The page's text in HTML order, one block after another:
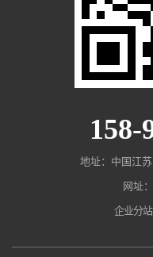
158-
地址：中国江
网址
企业分站